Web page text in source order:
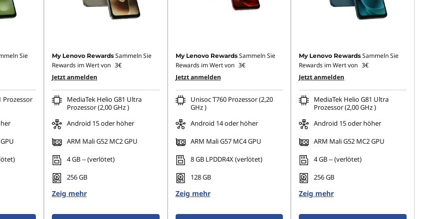
Sie
Prozessor
My Lenovo Rewards Sammeln Sie
Rewards im Wert von 3€
Jetzt anmelden
MediaTek Helio G81 Ultra
Prozessor (2,00 GHz )
Android 15 oder höher
ARM Mali G52 MC2 GPU
4 GB -- (verlötet)
256 GB
Zeig mehr
My Lenovo Rewards Sammeln Sie
Rewards im Wert von 3€
Jetzt anmelden
Unisoc T760 Prozessor (2,20
GHz )
Android 14 oder höher
ARM Mali G57 MC4 GPU
8 GB LPDDR4X (verlötet)
128 GB
Zeig mehr
My Lenovo Rewards Sammeln Sie
Rewards im Wert von 3€
Jetzt anmelden
MediaTek Helio G81 Ultra
Prozessor (2,00 GHz )
Android 15 oder höher
ARM Mali G52 MC2 GPU
4 GB -- (verlötet)
256 GB
Zeig mehr